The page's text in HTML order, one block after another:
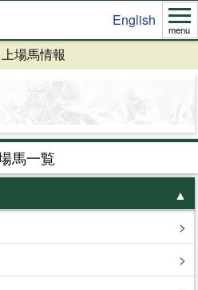
English
menu
上場馬情報
馬一覧